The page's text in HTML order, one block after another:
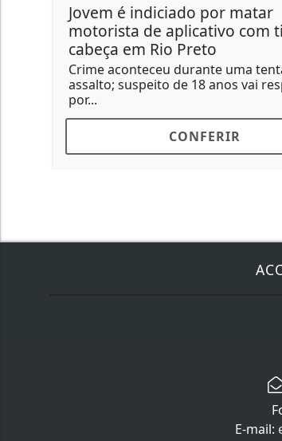
Jovem é indiciado por matar
motorista de aplicativo com tiro
cabeça em Rio Preto
Crime aconteceu durante uma
assalto; suspeito de 18 anos vai
por...
CONFERIR
E-mail: